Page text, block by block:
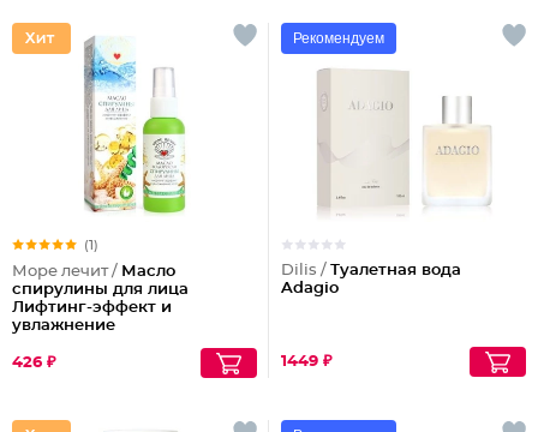
(1)
Море лечит / Масло
спирулины для лица
Лифтинг-эффект и
увлажнение
426 ₽
Рекомендуем
Dilis / Туалетная вода
Adagio
1449 ₽